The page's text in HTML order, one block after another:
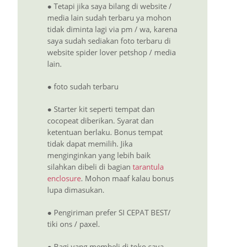
● Tetapi jika saya bilang di website /
media lain sudah terbaru ya mohon
tidak diminta lagi via pm / wa, karena
saya sudah sediakan foto terbaru di
website spider lover petshop / media
lain.
● foto sudah terbaru
● Starter kit seperti tempat dan
cocopeat diberikan. Syarat dan
ketentuan berlaku. Bonus tempat
tidak dapat memilih. Jika
menginginkan yang lebih baik
silahkan dibeli di bagian tarantula
enclosure. Mohon maaf kalau bonus
lupa dimasukan.
● Pengiriman prefer SI CEPAT BEST/
tiki ons / paxel.